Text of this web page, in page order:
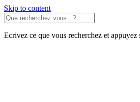
Skip to content
Ecrivez ce que vous recherchez et